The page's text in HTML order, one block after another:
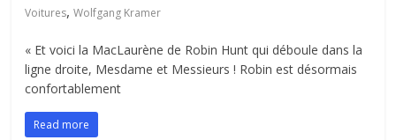
Voitures,Wolfgang Kramer
« Et voici la MacLaurène de Robin Hunt qui déboule dans la
ligne droite, Mesdame et Messieurs ! Robin est désormais
confortablement
Read more